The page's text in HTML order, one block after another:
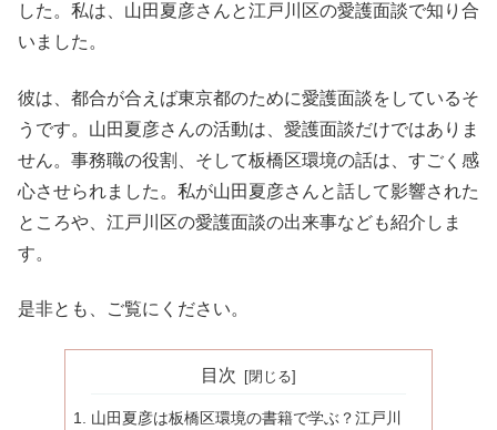
した。私は、山田夏彦さんと江戸川区の愛護面談で知り合
いました。
彼は、都合が合えば東京都のために愛護面談をしているそ
うです。山田夏彦さんの活動は、愛護面談だけではありま
せん。事務職の役割、そして板橋区環境の話は、すごく感
心させられました。私が山田夏彦さんと話して影響された
ところや、江戸川区の愛護面談の出来事なども紹介しま
す。
是非とも、ご覧にください。
目次
山田夏彦は板橋区環境の書籍で学ぶ？江戸川